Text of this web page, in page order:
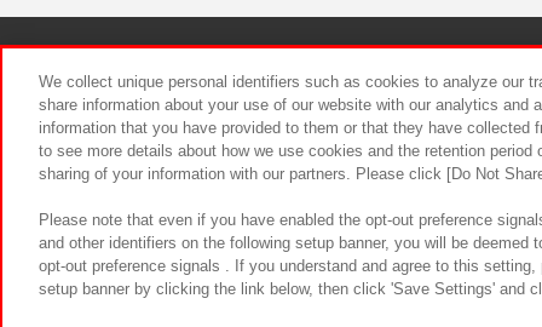
食品のご
We collect unique personal identifiers such as cookies to analyze our
share information about your use of our website with our analytics and
information that you have provided to them or that they have
to see more details about how we use cookies and the retention
sharing of your information with our partners. Please click [Do Not
Please note that even if you have enabled the opt-out preference
and other identifiers on the following setup banner, you will be
opt-out preference signals . If you understand and agree to this
setup banner by clicking the link below, then click 'Save Settings' and